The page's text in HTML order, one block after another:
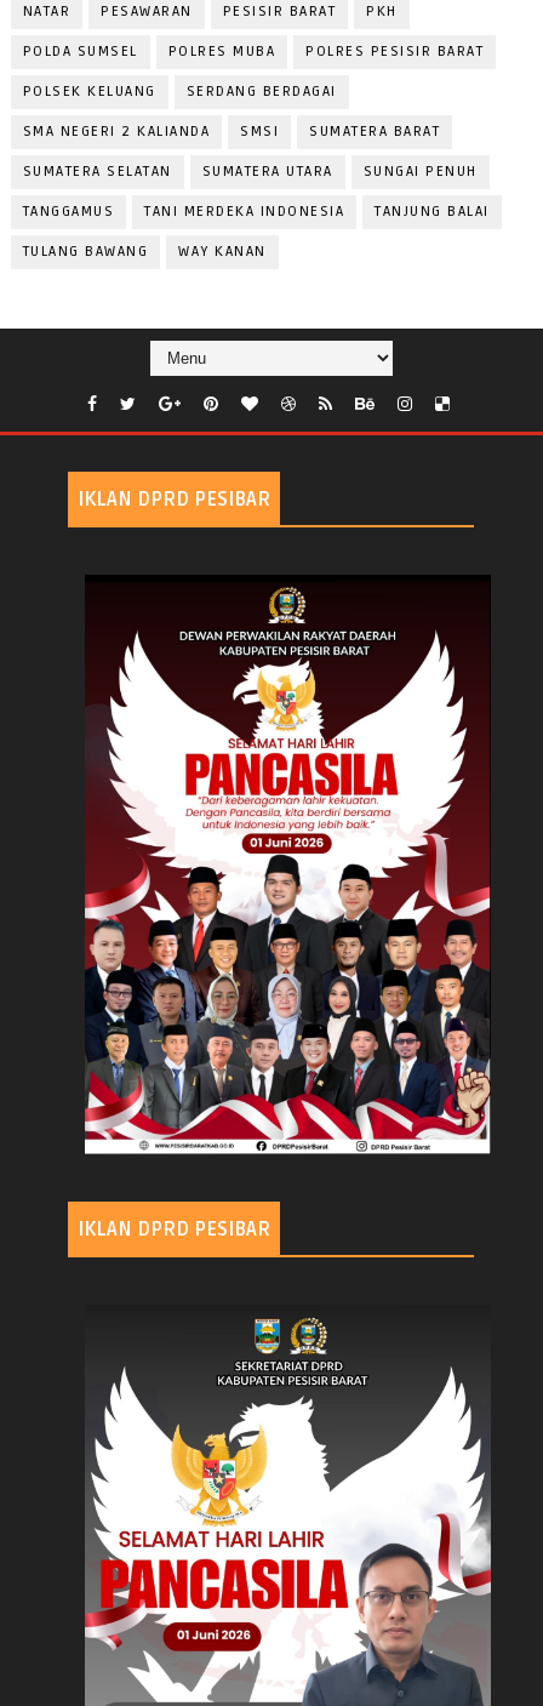
NATAR PESAWARAN PESISIR BARAT PKH
POLDA SUMSEL POLRES MUBA POLRES PESISIR BARAT
POLSEK KELUANG SERDANG BERDAGAI
SMA NEGERI 2 KALIANDA SMSI SUMATERA BARAT
SUMATERA SELATAN SUMATERA UTARA SUNGAI PENUH
TANGGAMUS TANI MERDEKA INDONESIA TANJUNG BALAI
TULANG BAWANG WAY KANAN
IKLAN DPRD PESIBAR
IKLAN DPRD PESIBAR